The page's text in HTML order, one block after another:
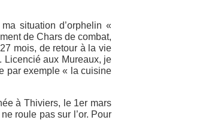
situation d’orphelin «
de Chars de combat,
mois, de retour à la vie
Licencié aux Mureaux, je
par exemple « la cuisine
à Thiviers, le 1er mars
roule pas sur l’or. Pour